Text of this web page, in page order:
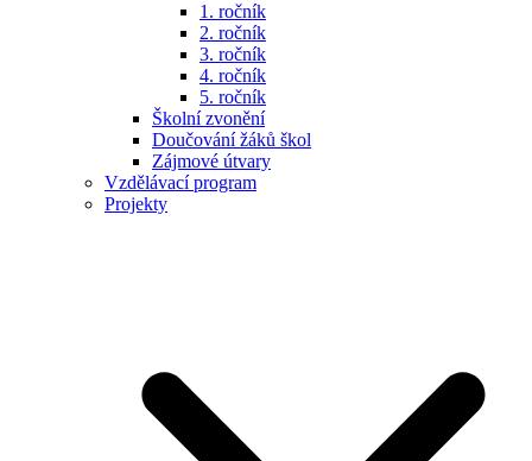
1. ročník
2. ročník
3. ročník
4. ročník
5. ročník
Školní zvonění
Doučování žáků škol
Zájmové útvary
Vzdělávací program
Projekty